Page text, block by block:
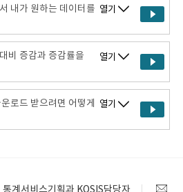
내가 원하는 데이터를 열기
비 증감과 증감률을
열기
로드 받으려면 어떻게
열기
통계서비스기획과 KOSIS담당자